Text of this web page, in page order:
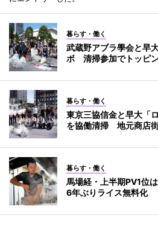
暮らす・働く
武蔵野アブラ學会と早
ボ 清掃参加でトッピ
暮らす・働く
東京三協信金と早大「
を協働清掃 地元商店
暮らす・働く
馬場経・上半期PV1位
6年ぶりライス無料化